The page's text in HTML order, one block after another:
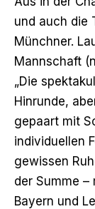
und auch die
Münchner.
Mannschaft
„Die
Hinrunde,
gepaart mit
individuellen
gewissen
der Summe
Bayern und